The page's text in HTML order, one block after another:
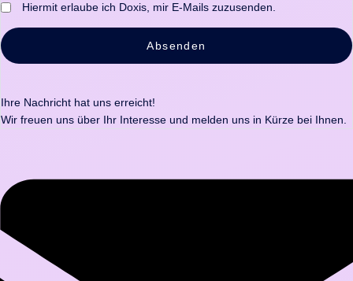
Hiermit erlaube ich Doxis, mir E-Mails zuzusenden.
Absenden
Ihre Nachricht hat uns erreicht!
Wir freuen uns über Ihr Interesse und melden uns in Kürze bei Ihnen.